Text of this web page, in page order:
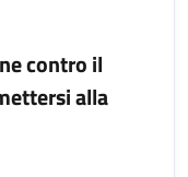
contro il
alla